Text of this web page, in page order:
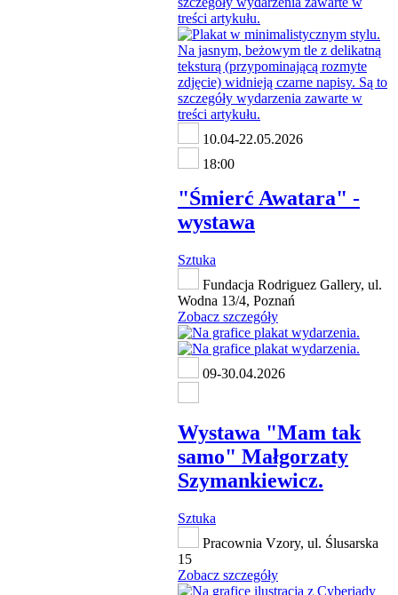
10.04-22.05.2026
18:00
"Śmierć Awatara" -
wystawa
Sztuka
Fundacja Rodriguez Gallery, ul.
Wodna 13/4, Poznań
Zobacz szczegóły
09-30.04.2026
Wystawa "Mam tak
samo" Małgorzaty
Szymankiewicz.
Sztuka
Pracownia Vzory, ul. Ślusarska
15
Zobacz szczegóły